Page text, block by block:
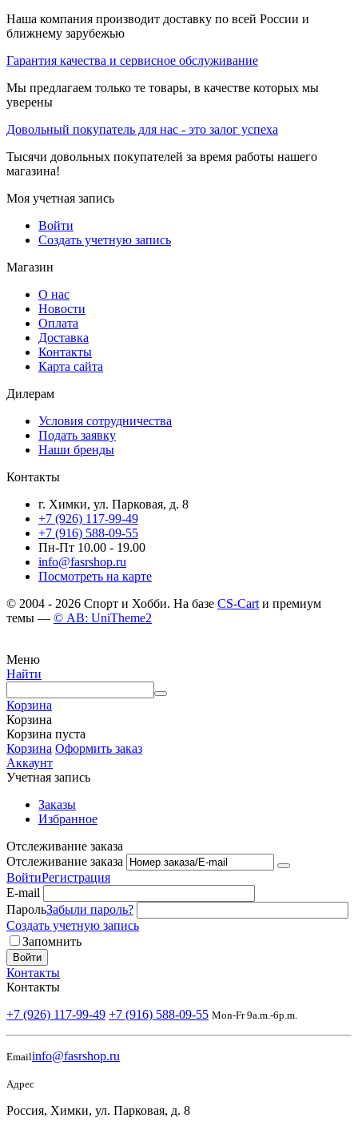
Наша компания производит доставку по всей России и
ближнему зарубежью
Гарантия качества и сервисное обслуживание
Мы предлагаем только те товары, в качестве которых мы
уверены
Довольный покупатель для нас - это залог успеха
Тысячи довольных покупателей за время работы нашего
магазина!
Моя учетная запись
Войти
Создать учетную запись
Магазин
О нас
Новости
Оплата
Доставка
Контакты
Карта сайта
Дилерам
Условия сотрудничества
Подать заявку
Наши бренды
Контакты
г. Химки, ул. Парковая, д. 8
+7 (926) 117-99-49
+7 (916) 588-09-55
Пн-Пт 10.00 - 19.00
info@fasrshop.ru
Посмотреть на карте
© 2004 - 2026 Спорт и Хобби. На базе CS-Cart и премиум
темы — © AB: UniTheme2
Меню
Найти
Корзина
Корзина
Корзина пуста
Корзина Оформить заказ
Аккаунт
Учетная запись
Заказы
Избранное
Отслеживание заказа
Отслеживание заказа
ВойтиРегистрация
E-mail
ПарольЗабыли пароль?
Создать учетную запись
Запомнить
Войти
Контакты
Контакты
+7 (926) 117-99-49 +7 (916) 588-09-55 Mon-Fr 9a.m.-6p.m.
Emailinfo@fasrshop.ru
Адрес
Россия, Химки, ул. Парковая, д. 8